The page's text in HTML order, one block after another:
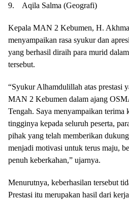
9. Aqila Salma (Geografi)
Kepala MAN 2 Kebumen, H.
menyampaikan rasa syukur dan
yang berhasil diraih para murid
tersebut.
“Syukur Alhamdulillah atas prestasi
MAN 2 Kebumen dalam ajang
Tengah. Saya menyampaikan terima
tingginya kepada seluruh peserta,
pihak yang telah memberikan
menjadi motivasi untuk terus maju,
penuh keberkahan,” ujarnya.
Menurutnya, keberhasilan tersebut
Prestasi itu merupakan hasil dari